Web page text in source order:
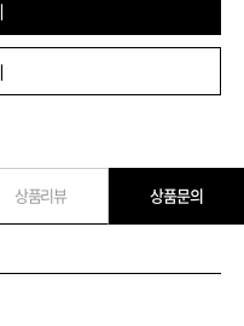
상품리뷰 상품문의